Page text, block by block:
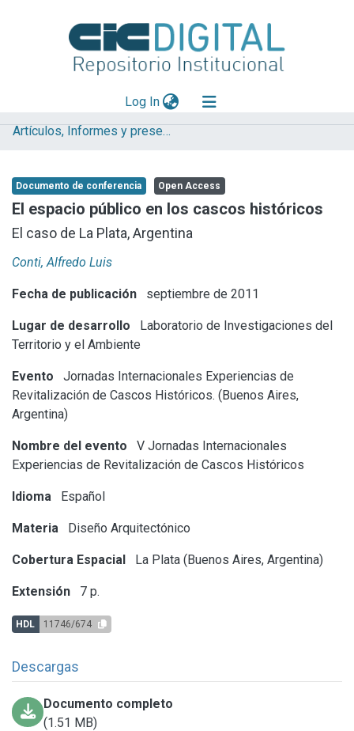
Log In(current)
Explorar
Aportar material
Statistics
Artículos, Informes y presentaciones en Congresos LINTA
Documento de conferencia Open Access
El espacio público en los cascos históricos
El caso de La Plata, Argentina
Conti, Alfredo Luis
Fecha de publicación septiembre de 2011
Lugar de desarrollo
Laboratorio de Investigaciones del
Territorio y el Ambiente
Evento
Jornadas Internacionales Experiencias de
Revitalización de Cascos Históricos. (Buenos Aires,
Argentina)
Nombre del evento
V Jornadas Internacionales
Experiencias de Revitalización de Cascos Históricos
Idioma Español
Materia Diseño Arquitectónico
Cobertura Espacial La Plata (Buenos Aires, Argentina)
Extensión 7 p.
HDL 11746/674
Descargas
Documento completo
(1.51 MB)